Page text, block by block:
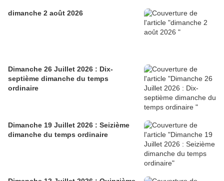
dimanche 2 août 2026
Dimanche 26 Juillet 2026 : Dix-
septième dimanche du temps
ordinaire
Dimanche 19 Juillet 2026 : Seizième
dimanche du temps ordinaire